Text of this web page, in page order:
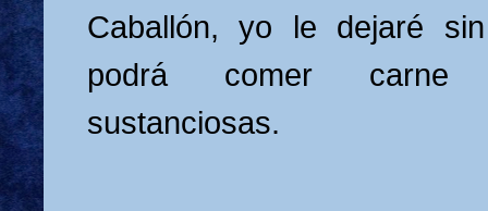
Caballón, yo le dejaré
podrá comer carne
sustanciosas.